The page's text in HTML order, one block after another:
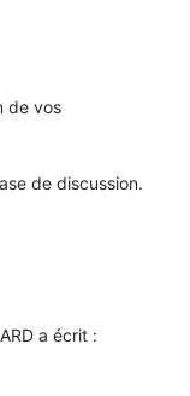
de vos
de discussion.